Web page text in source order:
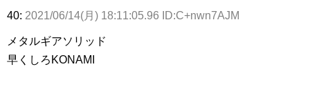
40: 2021/06/14(月) 18:11:05.96 ID:C+nwn7AJM
メタルギアソリッド
早くしろKONAMI